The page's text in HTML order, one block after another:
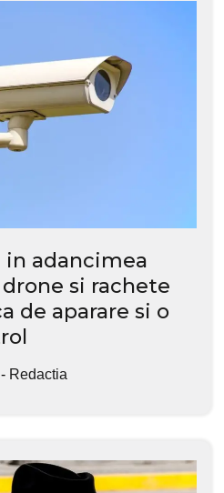
in adancimea
si rachete
de aparare si o
- Redactia